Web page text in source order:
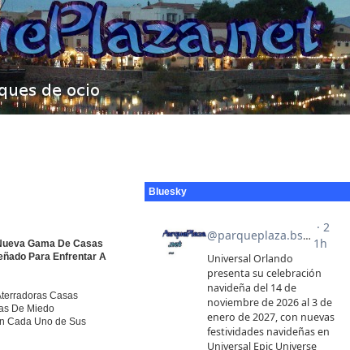
Gama De Casas
Para Enfrentar A
Casas
De Miedo
Cada Uno de Sus
Bluesky